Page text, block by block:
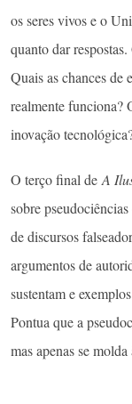
os seres vivos e o
quanto dar
Quais as chances de
realmente funciona?
inovação
O terço final deA
sobre
de discursos
argumentos de
sustentam e
Pontua que a
mas apenas se